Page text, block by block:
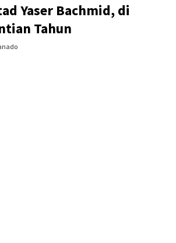
Yaser Bachmid, di
Tahun